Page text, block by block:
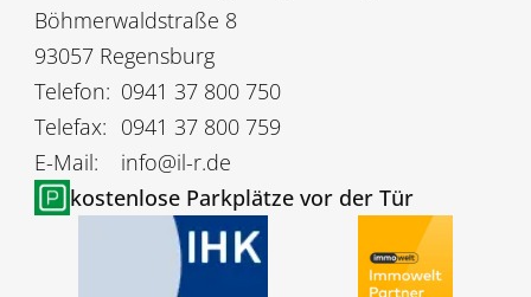
Böhmerwaldstraße 8
93057 Regensburg
Telefon: 0941 37 800 750
Telefax: 0941 37 800 759
E-Mail:
info@il-r.de
kostenlose Parkplätze vor der Tür